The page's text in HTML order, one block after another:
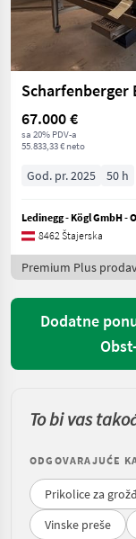
67.000 €
sa 20% PDV-a
55.833,33 € neto
God. pr. 2025 50 h
8462 Štajerska
Premium Plus
Dodatne
To bi vas
ODGOVARAJUĆE
Prikolice za
Vinske preše